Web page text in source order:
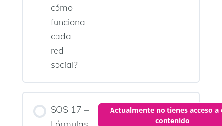
cómo
funciona
cada
red
social?
SOS 17 –
Actualmente no tienes acceso a
contenido